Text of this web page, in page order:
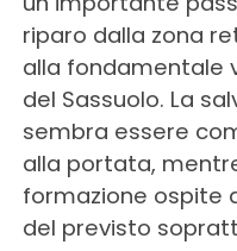
riparo dalla zona
alla fondamentale
del Sassuolo. La
sembra essere
alla portata,
formazione ospite
del previsto